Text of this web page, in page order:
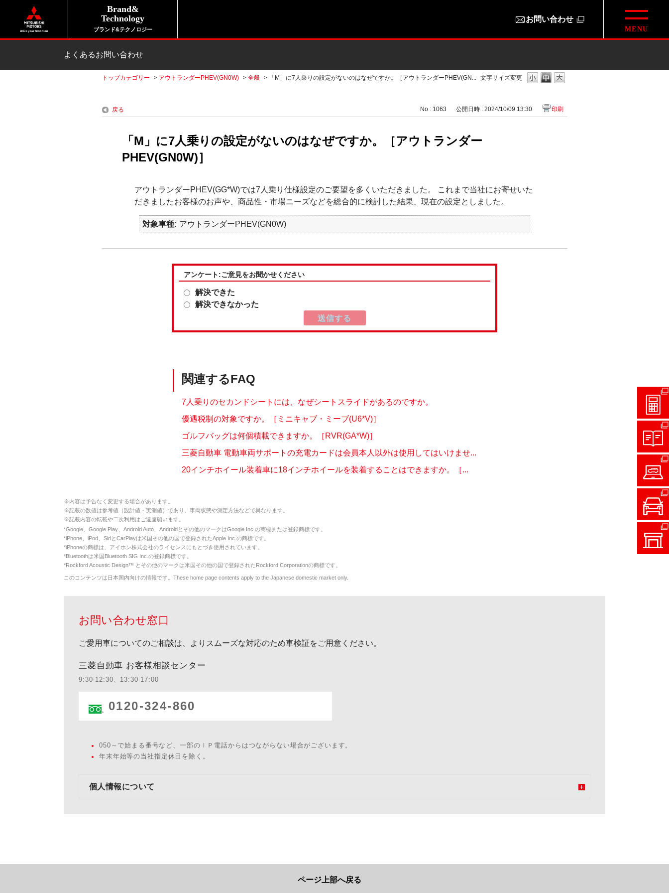
Brand&
Technology
ブランド&テクノロジー
お問い合わせ
よくあるお問い合わせ
文字サイズ変更
トップカテゴリー > アウトランダーPHEV(GN0W) > 全般 > 「M」に7人乗りの設定がないのはなぜですか。［アウトランダーPHEV(GN...
戻る No : 1063 公開日時 : 2024/10/09 13:30 印刷
「M」に7人乗りの設定がないのはなぜですか。［アウトランダー
PHEV(GN0W)］
アウトランダーPHEV(GG*W)では7人乗り仕様設定のご要望を多くいただきました。 これまで当社にお寄せいた
だきましたお客様のお声や、商品性・市場ニーズなどを総合的に検討した結果、現在の設定としました。
対象車種 アウトランダーPHEV(GN0W)
アンケート:ご意見をお聞かせください
解決できた
解決できなかった
関連するFAQ
7人乗りのセカンドシートには、なぜシートスライドがあるのですか。
優遇税制の対象ですか。［ミニキャブ・ミーブ(U6*V)］
ゴルフバッグは何個積載できますか。［RVR(GA*W)］
三菱自動車 電動車両サポートの充電カードは会員本人以外は使用してはいけませ...
20インチホイール装着車に18インチホイールを装着することはできますか。［...
※内容は予告なく変更する場合があります。
※記載の数値は参考値（設計値・実測値）であり、車両状態や測定方法などで異なります。
※記載内容の転載や二次利用はご遠慮願います。
*Google、Google Play、Android Auto、Androidとその他のマークはGoogle Inc.の商標または登録商標です。
*iPhone、iPod、SiriとCarPlayは米国その他の国で登録されたApple Inc.の商標です。
*iPhoneの商標は、アイホン株式会社のライセンスにもとづき使用されています。
*Bluetoothは米国Bluetooth SIG Inc.の登録商標です。
*Rockford Acoustic Design™ とその他のマークは米国その他の国で登録されたRockford Corporationの商標です。
このコンテンツは日本国内向けの情報です。These home page contents apply to the Japanese domestic market only.
お問い合わせ窓口
ご愛用車についてのご相談は、よりスムーズな対応のため車検証をご用意ください。
三菱自動車 お客様相談センター
9:30-12:30、13:30-17:00
0120-324-860
050～で始まる番号など、一部のＩＰ電話からはつながらない場合がございます。
年末年始等の当社指定休日を除く。
個人情報について
ページ上部へ戻る